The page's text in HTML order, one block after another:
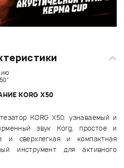
KORG X50
KORG X50: узнаваемый и
звук Korg, простое и
и сверхлегкая и компактная
инструмент для активного